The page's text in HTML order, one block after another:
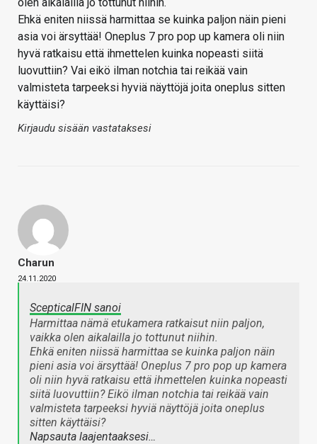
Ehkä eniten niissä harmittaa se kuinka paljon näin pieni
asia voi ärsyttää! Oneplus 7 pro pop up kamera oli niin
hyvä ratkaisu että ihmettelen kuinka nopeasti siitä
luovuttiin? Vai eikö ilman notchia tai reikää vain
valmisteta tarpeeksi hyviä näyttöjä joita oneplus sitten
käyttäisi?
Kirjaudu sisään vastataksesi
Charun
24.11.2020
ScepticalFIN sanoi
Harmittaa nämä etukamera ratkaisut niin paljon,
vaikka olen aikalailla jo tottunut niihin.
Ehkä eniten niissä harmittaa se kuinka paljon näin
pieni asia voi ärsyttää! Oneplus 7 pro pop up kamera
oli niin hyvä ratkaisu että ihmettelen kuinka nopeasti
siitä luovuttiin? Eikö ilman notchia tai reikää vain
valmisteta tarpeeksi hyviä näyttöjä joita oneplus
sitten käyttäisi?
Napsauta laajentaaksesi…